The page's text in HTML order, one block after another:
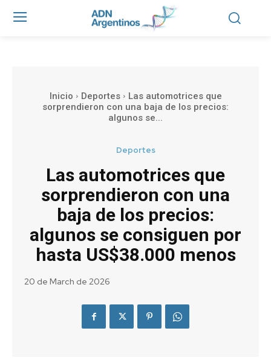
Inicio Deportes
Las automotrices que
sorprendieron con una baja de los precios:
algunos se...
Deportes
Las automotrices que
sorprendieron con una
baja de los precios:
algunos se consiguen por
hasta US$38.000 menos
20 de March de 2026